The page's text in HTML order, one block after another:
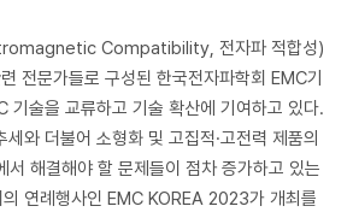
Compatibility, 전자파 적합성)
전문가들로 구성된 한국전자파학회 EMC기
기술을 교류하고 기술 확산에 기여하고 있다.
와 더불어 소형화 및 고집적·고전력 제품의
서 해결해야 할 문제들이 점차 증가하고 있는
연례행사인 EMC KOREA 2023가 개최를